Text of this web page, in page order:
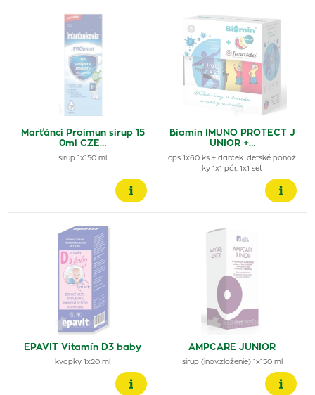
Marťánci Proimun sirup 15
0ml CZE…
sirup 1x150 ml
Biomin IMUNO PROTECT J
UNIOR +…
cps 1x60 ks + darček: detské ponož
ky 1x1 pár, 1x1 set
EPAVIT Vitamín D3 baby
kvapky 1x20 ml
AMPCARE JUNIOR
sirup (inov.zloženie) 1x150 ml